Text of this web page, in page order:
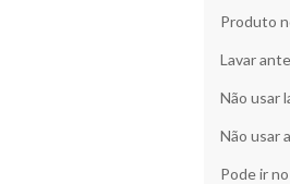
Produto
Lavar
Não usar
Não usar
Pode ir